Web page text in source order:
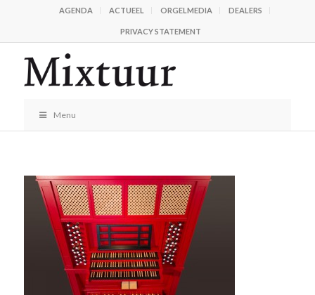
AGENDA ACTUEEL ORGELMEDIA DEALERS
PRIVACY STATEMENT
Menu